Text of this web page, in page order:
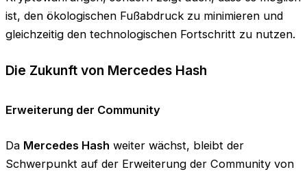
ist, den ökologischen Fußabdruck zu minimieren und
gleichzeitig den technologischen Fortschritt zu nutzen.
Die Zukunft von Mercedes Hash
Erweiterung der Community
Da Mercedes Hash weiter wächst, bleibt der
Schwerpunkt auf der Erweiterung der Community von